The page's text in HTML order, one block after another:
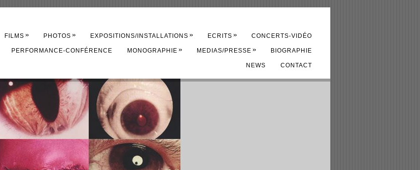
FILMS » PHOTOS » EXPOSITIONS/INSTALLATIONS » ECRITS » CONCERTS-VIDÉO
PERFORMANCE-CONFÉRENCE MONOGRAPHIE » MEDIAS/PRESSE » BIOGRAPHIE
NEWS CONTACT